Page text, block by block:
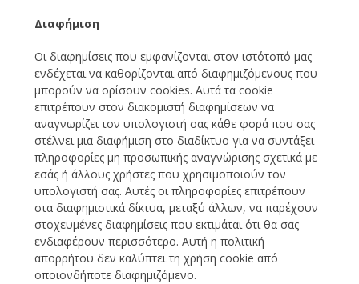
Διαφήμιση
Οι διαφημίσεις που εμφανίζονται στον ιστότοπό μας
ενδέχεται να καθορίζονται από διαφημιζόμενους που
μπορούν να ορίσουν cookies. Αυτά τα cookie
επιτρέπουν στον διακομιστή διαφημίσεων να
αναγνωρίζει τον υπολογιστή σας κάθε φορά που σας
στέλνει μια διαφήμιση στο διαδίκτυο για να συντάξει
πληροφορίες μη προσωπικής αναγνώρισης σχετικά με
εσάς ή άλλους χρήστες που χρησιμοποιούν τον
υπολογιστή σας. Αυτές οι πληροφορίες επιτρέπουν
στα διαφημιστικά δίκτυα, μεταξύ άλλων, να παρέχουν
στοχευμένες διαφημίσεις που εκτιμάται ότι θα σας
ενδιαφέρουν περισσότερο. Αυτή η πολιτική
απορρήτου δεν καλύπτει τη χρήση cookie από
οποιονδήποτε διαφημιζόμενο.